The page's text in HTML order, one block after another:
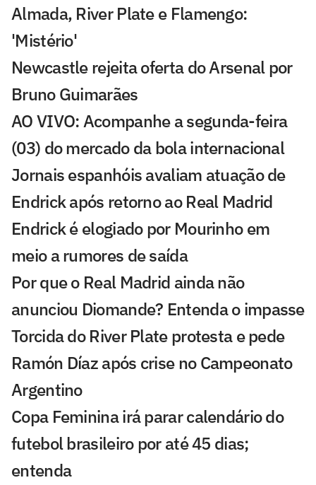
Almada, River Plate e Flamengo:
'Mistério'
Newcastle rejeita oferta do Arsenal por
Bruno Guimarães
AO VIVO: Acompanhe a segunda-feira
(03) do mercado da bola internacional
Jornais espanhóis avaliam atuação de
Endrick após retorno ao Real Madrid
Endrick é elogiado por Mourinho em
meio a rumores de saída
Por que o Real Madrid ainda não
anunciou Diomande? Entenda o impasse
Torcida do River Plate protesta e pede
Ramón Díaz após crise no Campeonato
Argentino
Copa Feminina irá parar calendário do
futebol brasileiro por até 45 dias;
entenda